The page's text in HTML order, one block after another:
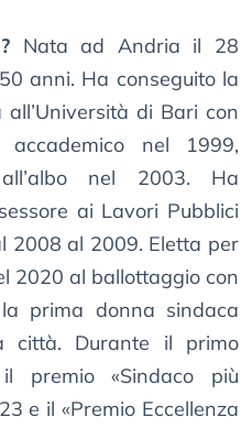
Nata ad Andria il 28
anni. Ha conseguito la
di Bari con
nel 1999,
all’albo nel 2003. Ha
ai Lavori Pubblici
2008 al 2009. Eletta per
2020 al ballottaggio con
prima donna sindaca
città. Durante il primo
premio «Sindaco più
e il «Premio Eccellenza